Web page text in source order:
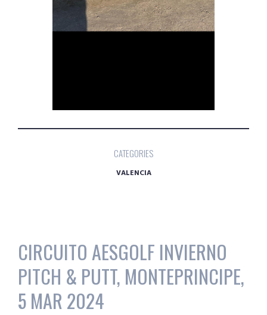
CATEGORIES
VALENCIA
CIRCUITO AESGOLF INVIERNO
PITCH & PUTT, MONTEPRINCIPE,
5 MAR 2024